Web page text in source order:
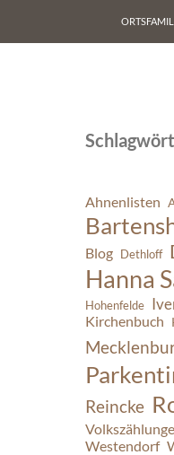
Ahnenlisten
Blog Dethloff
Hanna
Hohenfelde
Kirchenbuch
Reincke
Westendorf